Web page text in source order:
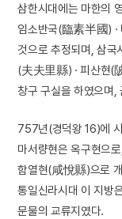
삼한시대에는 마한의
임소반국(臨素半國) ·
것으로 추정되며, 삼
(夫夫里縣) · 피산현(
창구 구실을 하였으며,
757년(경덕왕 16)에
마서량현은 옥구현으
함열현(咸悅縣)으로
통일신라시대 이 지방
문물의 교류지였다.